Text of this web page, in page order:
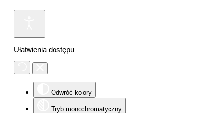
Ułatwienia dostępu
Odwróć kolory
Tryb monochromatyczny